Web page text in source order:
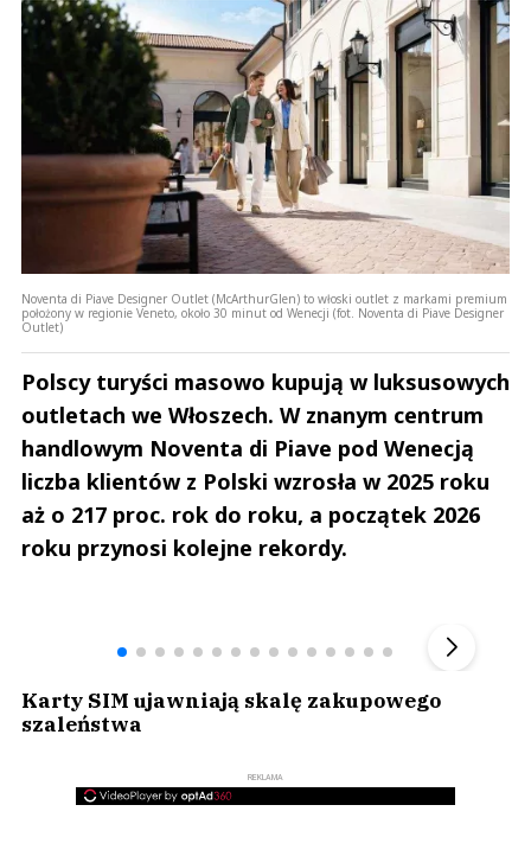
Noventa di Piave Designer Outlet (McArthurGlen) to włoski outlet z markami premium
położony w regionie Veneto, około 30 minut od Wenecji (fot. Noventa di Piave Designer
Outlet)
Polscy turyści masowo kupują w luksusowych
outletach we Włoszech. W znanym centrum
handlowym Noventa di Piave pod Wenecją
liczba klientów z Polski wzrosła w 2025 roku
aż o 217 proc. rok do roku, a początek 2026
roku przynosi kolejne rekordy.
Karty SIM ujawniają skalę zakupowego
szaleństwa
REKLAMA